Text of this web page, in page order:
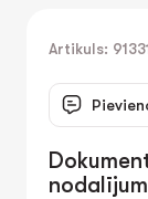
Artikuls: